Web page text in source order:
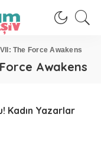
The Force Awakens
Awakens
Kadın Yazarlar